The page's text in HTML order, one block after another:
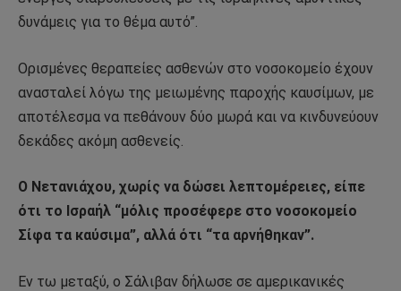
δυνάμεις για το θέμα αυτό”.
Ορισμένες θεραπείες ασθενών στο νοσοκομείο έχουν
ανασταλεί λόγω της μειωμένης παροχής καυσίμων, με
αποτέλεσμα να πεθάνουν δύο μωρά και να κινδυνεύουν
δεκάδες ακόμη ασθενείς.
Ο Νετανιάχου, χωρίς να δώσει λεπτομέρειες, είπε
ότι το Ισραήλ “μόλις προσέφερε στο νοσοκομείο
Σίφα τα καύσιμα”, αλλά ότι “τα αρνήθηκαν”.
Εν τω μεταξύ, ο Σάλιβαν δήλωσε σε αμερικανικές